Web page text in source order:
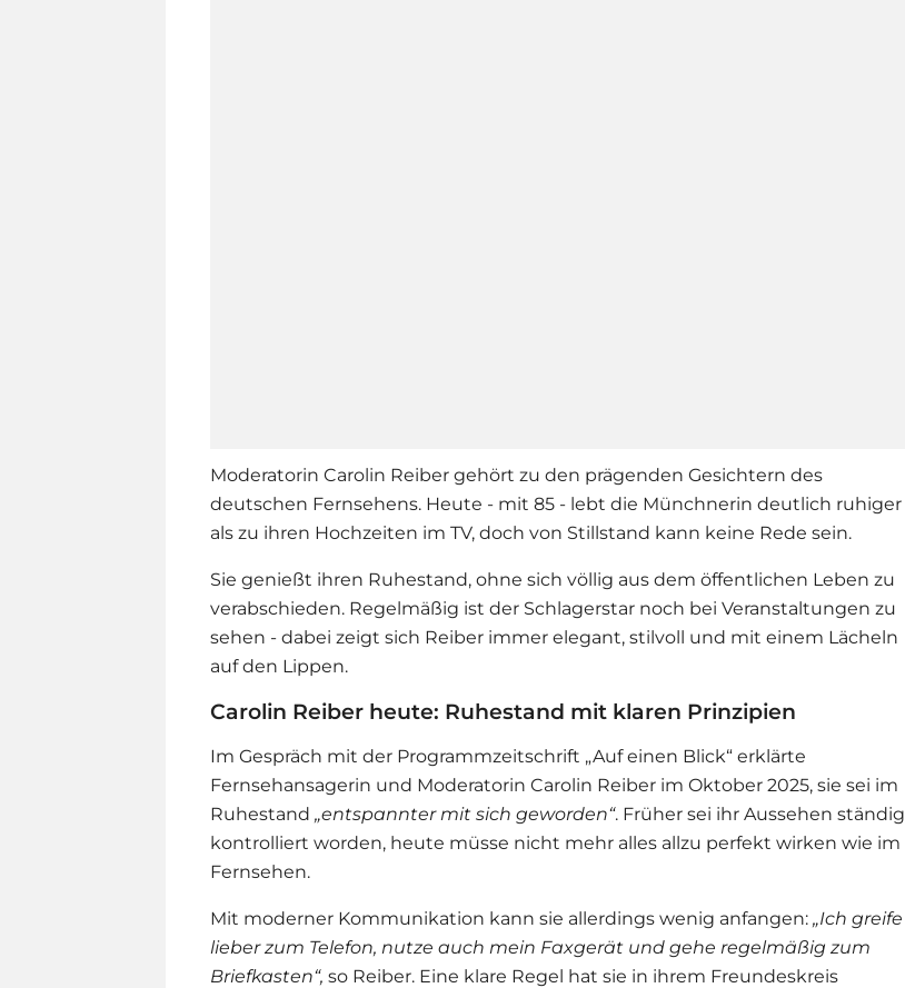
Moderatorin Carolin Reiber gehört zu den prägenden Gesichtern des
deutschen Fernsehens. Heute - mit 85 - lebt die Münchnerin deutlich ruhiger
als zu ihren Hochzeiten im TV, doch von Stillstand kann keine Rede sein.
Sie genießt ihren Ruhestand, ohne sich völlig aus dem öffentlichen Leben zu
verabschieden. Regelmäßig ist der Schlagerstar noch bei Veranstaltungen zu
sehen - dabei zeigt sich Reiber immer elegant, stilvoll und mit einem Lächeln
auf den Lippen.
Carolin Reiber heute: Ruhestand mit klaren Prinzipien
Im Gespräch mit der Programmzeitschrift „Auf einen Blick“ erklärte
Fernsehansagerin und Moderatorin Carolin Reiber im Oktober 2025, sie sei im
Ruhestand „entspannter mit sich geworden“. Früher sei ihr Aussehen ständig
kontrolliert worden, heute müsse nicht mehr alles allzu perfekt wirken wie im
Fernsehen.
Mit moderner Kommunikation kann sie allerdings wenig anfangen: „Ich greife
lieber zum Telefon, nutze auch mein Faxgerät und gehe regelmäßig zum
Briefkasten“, so Reiber. Eine klare Regel hat sie in ihrem Freundeskreis